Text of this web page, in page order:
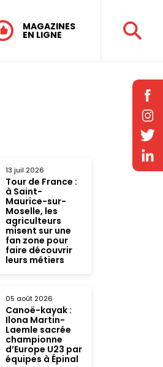
MAGAZINES
EN LIGNE
13 juil 2026
Tour de France :
à Saint-
Maurice-sur-
Moselle, les
agriculteurs
misent sur une
fan zone pour
faire découvrir
leurs métiers
05 août 2026
Canoë-kayak :
Ilona Martin-
Laemle sacrée
championne
d’Europe U23 par
équipes à Épinal